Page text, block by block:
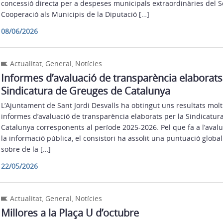
concessió directa per a despeses municipals extraordinàries del
Cooperació als Municipis de la Diputació […]
08/06/2026
Actualitat, General, Notícies
Informes d’avaluació de transparència
Sindicatura de Greuges de Catalunya
L’Ajuntament de Sant Jordi Desvalls ha obtingut uns resultats
informes d’avaluació de transparència elaborats per la
Catalunya corresponents al període 2025-2026. Pel que fa a
la informació pública, el consistori ha assolit una puntuació
sobre de la […]
22/05/2026
Actualitat, General, Notícies
Millores a la Plaça U d’octubre